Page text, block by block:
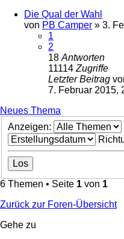
Die Qual der Wahl
von PB Camper » 3.
1
2
18 Antworten
11114 Zugriffe
Letzter Beitrag
7. Februar 2015,
Neues Thema
Anzeigen:
6 Themen • Seite 1 von 1
Zurück zur Foren-Übersicht
Gehe zu